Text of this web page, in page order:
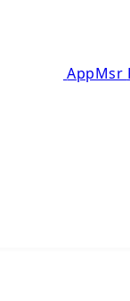
AppMsr